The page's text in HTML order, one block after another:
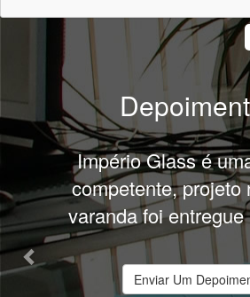
Império Glass é
competente, projeto
varanda foi
Previous
Enviar Um